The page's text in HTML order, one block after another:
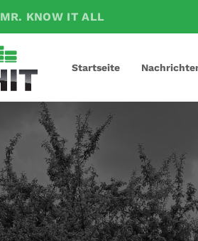
MR. KNOW IT ALL
Startseite